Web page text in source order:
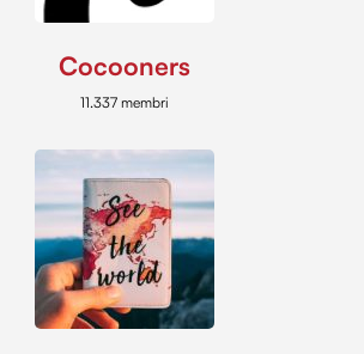
Cocooners
11.337 membri